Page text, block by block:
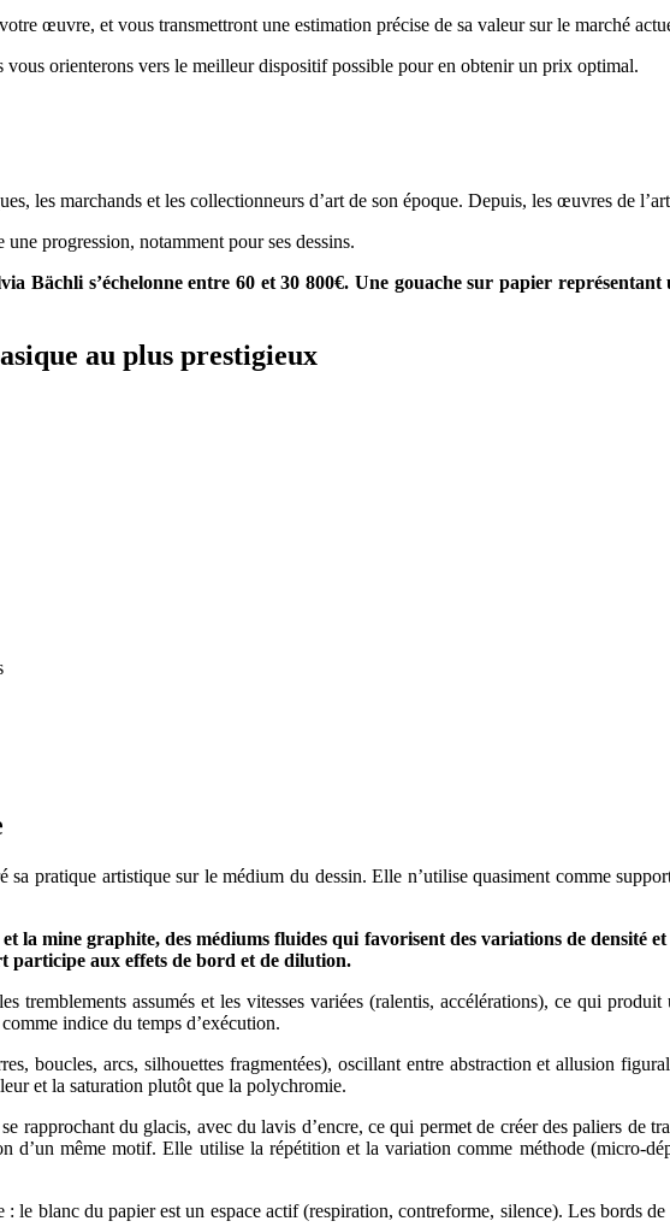
œuvre, et vous transmettront une estimation précise de sa valeur sur le marché
orienterons vers le meilleur dispositif possible pour en obtenir un prix optimal.
les marchands et les collectionneurs d’art de son époque. Depuis, les œuvres de
progression, notamment pour ses dessins.
Bächli s’échelonne entre 60 et 30 800€. Une gouache sur papier
au plus prestigieux
pratique artistique sur le médium du dessin. Elle n’utilise quasiment comme
la mine graphite, des médiums fluides qui favorisent des variations de densité
participe aux effets de bord et de dilution.
tremblements assumés et les vitesses variées (ralentis, accélérations), ce qui
indice du temps d’exécution.
boucles, arcs, silhouettes fragmentées), oscillant entre abstraction et allusion
et la saturation plutôt que la polychromie.
rapprochant du glacis, avec du lavis d’encre, ce qui permet de créer des paliers de
d’un même motif. Elle utilise la répétition et la variation comme méthode (micro-
le blanc du papier est un espace actif (respiration, contreforme, silence). Les bords